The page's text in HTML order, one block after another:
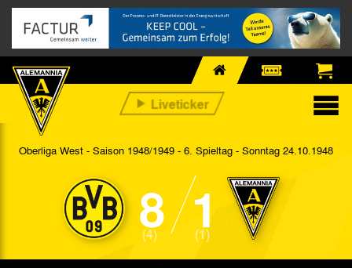
Oberliga West - Saison 1948/1949 - 6. Spieltag - Sonntag 24.10.1948
8
(4) 1
(1)